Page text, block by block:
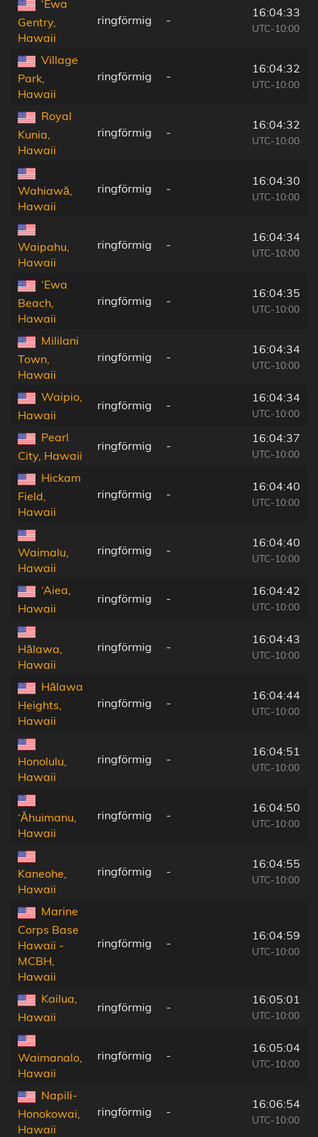
‘Ewa
Gentry,
Hawaii
ringförmig -
16:04:33
UTC-10:00
Village
Park,
Hawaii
ringförmig -
16:04:32
UTC-10:00
Royal
Kunia,
Hawaii
ringförmig -
16:04:32
UTC-10:00
Wahiawā,
Hawaii
ringförmig -
16:04:30
UTC-10:00
Waipahu,
Hawaii
ringförmig -
16:04:34
UTC-10:00
‘Ewa
Beach,
Hawaii
ringförmig -
16:04:35
UTC-10:00
Mililani
Town,
Hawaii
ringförmig -
16:04:34
UTC-10:00
Waipio,
Hawaii
ringförmig -
16:04:34
UTC-10:00
Pearl
City, Hawaii
ringförmig -
16:04:37
UTC-10:00
Hickam
Field,
Hawaii
ringförmig -
16:04:40
UTC-10:00
Waimalu,
Hawaii
ringförmig -
16:04:40
UTC-10:00
‘Aiea,
Hawaii
ringförmig -
16:04:42
UTC-10:00
Hālawa,
Hawaii
ringförmig -
16:04:43
UTC-10:00
Hālawa
Heights,
Hawaii
ringförmig -
16:04:44
UTC-10:00
Honolulu,
Hawaii
ringförmig -
16:04:51
UTC-10:00
‘Āhuimanu,
Hawaii
ringförmig -
16:04:50
UTC-10:00
Kaneohe,
Hawaii
ringförmig -
16:04:55
UTC-10:00
Marine
Corps Base
Hawaii -
MCBH,
Hawaii
ringförmig -
16:04:59
UTC-10:00
Kailua,
Hawaii
ringförmig -
16:05:01
UTC-10:00
Waimanalo,
Hawaii
ringförmig -
16:05:04
UTC-10:00
Napili-
Honokowai,
Hawaii
ringförmig -
16:06:54
UTC-10:00